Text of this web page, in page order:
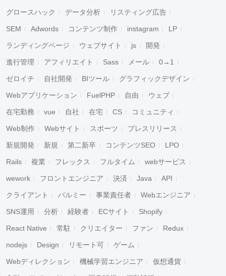
グロースハック データ分析 リスティング広告
SEM Adwords コンテンツ制作 instagram LP
ランディングページ ウェブサイト js 開発
進行管理 アフィリエイト Sass メール 0→1
ゼロイチ 自社開発 BIツール グラフィックデザイン
Webアプリケーション FuelPHP 自由 ウェブ
在宅勤務 vue 自社 在宅 CS コミュニティ
Web制作 Webサイト スポーツ プレスリリース
新規開発 新規 第二新卒 コンテンツSEO LPO
Rails 複業 フレックス フルタイム webサービス
wework フロントエンジニア 決済 Java API
クライアント パルミー 事業責任者 Webエンジニア
SNS運用 分析 経験者 ECサイト Shopify
React Native 常駐 クリエイター ファン Redux
nodejs Design リモート可 ゲーム
Webディレクション 機械学習エンジニア 仮想通貨